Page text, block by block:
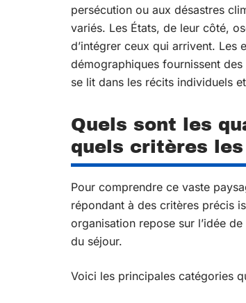
persécution ou aux désastres
variés. Les États, de leur côté,
d’intégrer ceux qui arrivent. Les
démographiques fournissent
se lit dans les récits individuels
Quels sont les
quels critères
Pour comprendre ce vaste
répondant à des critères précis
organisation repose sur l’idée
du séjour.
Voici les principales catégories